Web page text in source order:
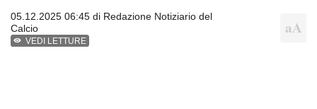
05.12.2025 06:45 di Redazione Notiziario del
Calcio
VEDI LETTURE